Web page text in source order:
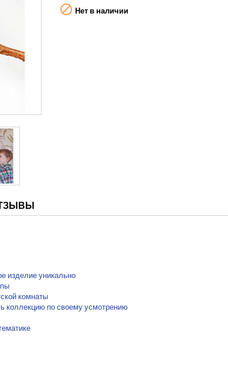
 Нет в наличии
изделие уникально
комнаты
коллекцию по своему усмотрению